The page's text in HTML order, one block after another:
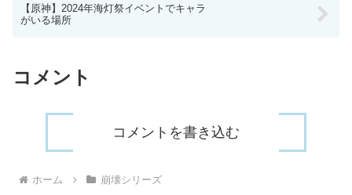
【原神】2024年海灯祭イベントでキャラ
がいる場所
コメント
コメントを書き込む
ホーム 崩壊シリーズ